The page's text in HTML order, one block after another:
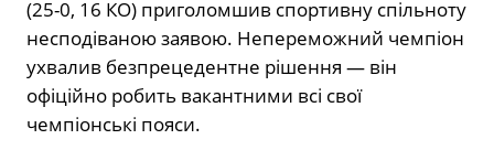
(25-0, 16 КО) приголомшив спортивну спільноту
несподіваною заявою. Непереможний чемпіон
ухвалив безпрецедентне рішення — він
офіційно робить вакантними всі свої
чемпіонські пояси.